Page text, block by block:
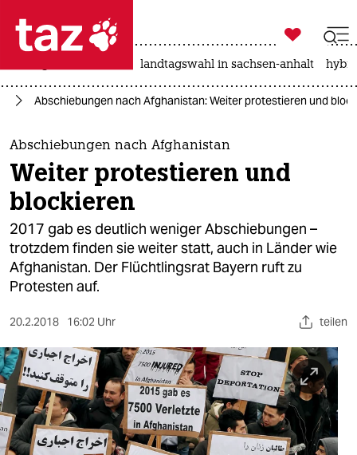
 taz zahl ich
taz zahl ich
themen
politik
öko
gesellschaft
kultur
sport
berlin
nord
wahrheit

taz zahl ich
landtagswahl in sachsen-anhalt
Abschiebungen nach Afghanistan: Weiter protestieren und
Abschiebungen nach Afghanistan
Weiter protestieren und
blockieren
2017 gab es deutlich weniger Abschiebungen –
trotzdem finden sie weiter statt, auch in Länder wie
Afghanistan. Der Flüchtlingsrat Bayern ruft zu
Protesten auf.
20.2.2018 16:02 Uhr teilen